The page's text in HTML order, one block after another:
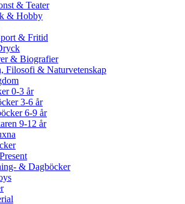
& Teater
& Hobby
& Fritid
& Biografier
Filosofi & Naturvetenskap
0-3 år
3-6 år
6-9 år
9-12 år
& Dagböcker